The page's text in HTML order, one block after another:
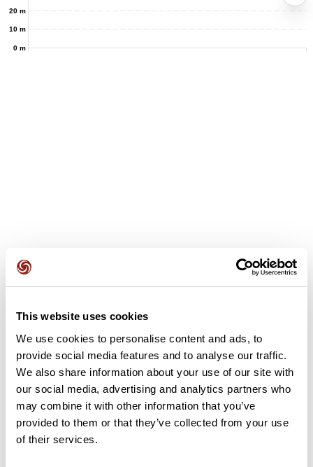
This website uses cookies
We use cookies to personalise content and ads, to
provide social media features and to analyse our traffic.
We also share information about your use of our site with
our social media, advertising and analytics partners who
may combine it with other information that you’ve
provided to them or that they’ve collected from your use
of their services.
0 m
10 m
20 m
Avis des utilisateurs
Soyez le premier à ajouter un avis !
Ajouter un avis
Résumé